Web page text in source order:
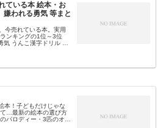
ている本 絵本・お
嫌われる勇気 等まと
今売れている本。実用
ンキングの1位～3位
うんこ漢字ドリル ベ
本！子どもだけじゃな
…最新の絵本の選び方
パロディー・3匹のオオ